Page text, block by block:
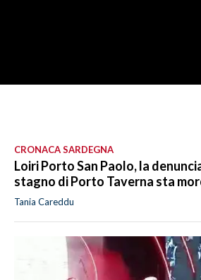
CRONACA SARDEGNA
Loiri Porto San Paolo, la
stagno di Porto Taverna sta
Tania Careddu